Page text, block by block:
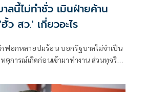
ลนี้ไม่ทำชั่ว เมินฝ่ายค้าน
สว.' เกี่ยวอะไร
ฟอกหลายปมร้อน บอกรัฐบาลไม่จำเป็น
ตุการณ์เกิดก่อนเข้ามาทำงาน ส่วนทุจริต